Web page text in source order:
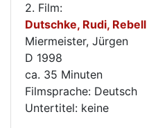
2. Film:
Dutschke, Rudi, Rebell
Miermeister, Jürgen
D 1998
ca. 35 Minuten
Filmsprache: Deutsch
Untertitel: keine